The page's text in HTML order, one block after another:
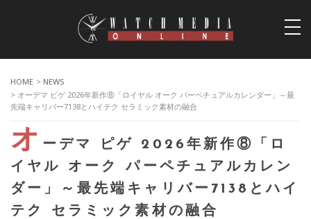
HOME > NEWS
> オーデマ ピゲ 2026年新作⑧「ロイヤル オーク パーペチュアルカレンダー」～最
先端キャリバー7138とハイテク セラミック素材の融合
オ ーデマ ピゲ 2026年新作⑧「ロ
イヤル オーク パーペチュアルカレン
ダー」～最先端キャリバー7138とハイ
テク セラミック素材の融合